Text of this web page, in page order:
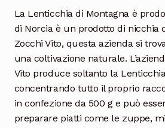
La Lenticchia di Montagna è
di Norcia è un prodotto di nicchia
Zocchi Vito, questa azienda si
una coltivazione naturale.
Vito produce soltanto la
concentrando tutto il proprio
in confezione da 500 g e può
preparare piatti come le zuppe,